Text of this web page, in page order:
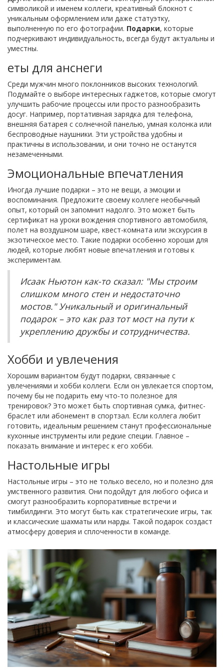
символикой и именем коллеги, креативный блокнот с
уникальным оформлением или даже статуэтку,
выполненную по его фотографии. Подарки, которые
подчеркивают индивидуальность, всегда будут актуальны и
уместны.
еты для анснеги
Среди мужчин много поклонников высоких технологий.
Подумайте о выборе интересных гаджетов, которые смогут
улучшить рабочие процессы или просто разнообразить
досуг. Например, портативная зарядка для телефона,
внешняя батарея с солнечной панелью, умная колонка или
беспроводные наушники. Эти устройства удобны и
практичны в использовании, и они точно не останутся
незамеченными.
Эмоциональные впечатления
Иногда лучшие подарки – это не вещи, а эмоции и
воспоминания. Предложите своему коллеге необычный
опыт, который он запомнит надолго. Это может быть
сертификат на уроки вождения спортивного автомобиля,
полет на воздушном шаре, квест-комната или экскурсия в
экзотическое место. Такие подарки особенно хороши для
людей, которые любят новые впечатления и готовы к
экспериментам.
Исаак Ньютон как-то сказал: "Мы строим
слишком много стен и недостаточно
мостов." Уникальный и оригинальный
подарок – это как раз тот мост на пути к
укреплению дружбы и сотрудничества.
Хобби и увлечения
Хорошим вариантом будут подарки, связанные с
увлечениями и хобби коллеги. Если он увлекается спортом,
почему бы не подарить ему что-то полезное для
тренировок? Это может быть спортивная сумка, фитнес-
браслет или абонемент в спортзал. Если коллега любит
готовить, идеальным решением станут профессиональные
кухонные инструменты или редкие специи. Главное –
показать внимание и интерес к его хобби.
Настольные игры
Настольные игры – это не только весело, но и полезно для
умственного развития. Они подойдут для любого офиса и
смогут разнообразить корпоративные встречи и
тимбилдинги. Это могут быть как стратегические игры, так
и классические шахматы или нарды. Такой подарок создаст
атмосферу доверия и сплоченности в команде.